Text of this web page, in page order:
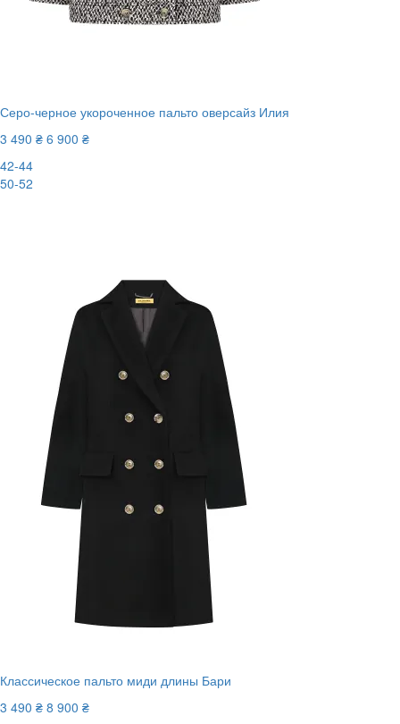
Серо-черное укороченное пальто оверсайз Илия
3 490 ₴ 6 900 ₴
42-44
50-52
Классическое пальто миди длины Бари
3 490 ₴ 8 900 ₴